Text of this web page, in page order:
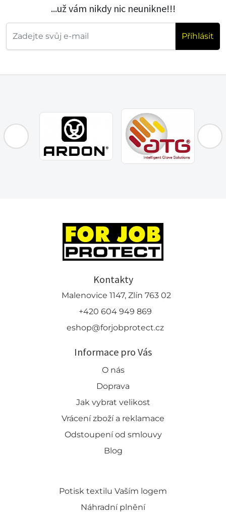
...už vám nikdy nic neunikne!!!
Příhlásit
Kontakty
Malenovice 1147, Zlín 763 02
+420 604 949 869
eshop@forjobprotect.cz
Informace pro Vás
O nás
Doprava
Jak vybrat velikost
Vrácení zboží a reklamace
Odstoupení od smlouvy
Blog
Potisk textilu Vaším logem
Náhradní plnění